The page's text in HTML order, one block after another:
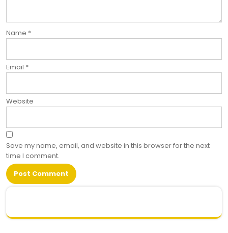
Name *
Email *
Website
Save my name, email, and website in this browser for the next
time I comment.